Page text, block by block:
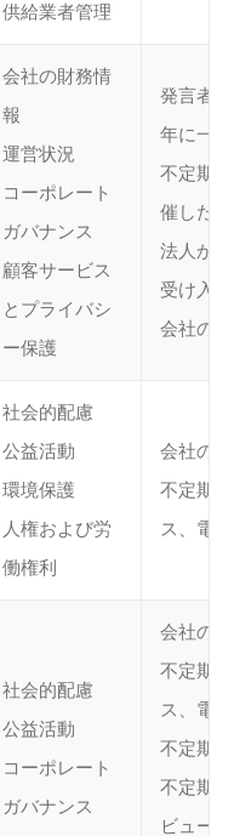
供給業者管理
会社の財務情
報
運営状況
コーポレート
ガバナンス
顧客サービス
とプライバシ
ー保護
発言者
年に一
不定期
催した
法人か
受け入
会社の
社会的配慮
公益活動
環境保護
人権および労
働権利
会社の
不定期
ス、電
社会的配慮
公益活動
コーポレート
ガバナンス
会社の
不定期
ス、電
不定期
不定期
ビュー